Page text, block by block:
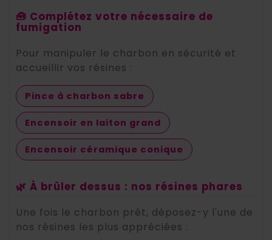
🧰 Complétez votre nécessaire de
fumigation
Pour manipuler le charbon en sécurité et
accueillir vos résines :
Pince à charbon sabre
Encensoir en laiton grand
Encensoir céramique conique
🌿 À brûler dessus : nos résines phares
Une fois le charbon prêt, déposez-y l'une de
nos résines les plus appréciées :